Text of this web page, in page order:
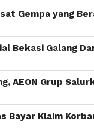
Gempa yang
Bekasi Galang
AEON Grup
Bayar Klaim